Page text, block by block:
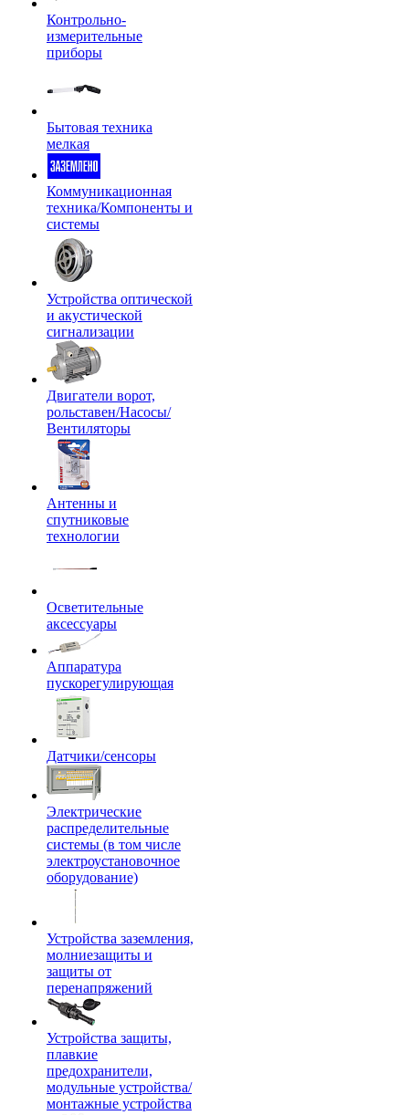
Контрольно-
измерительные
приборы
Бытовая техника
мелкая
Коммуникационная
техника/Компоненты и
системы
Устройства оптической
и акустической
сигнализации
Двигатели ворот,
рольставен/Насосы/
Вентиляторы
Антенны и
спутниковые
технологии
Осветительные
аксессуары
Аппаратура
пускорегулирующая
Датчики/сенсоры
Электрические
распределительные
системы (в том числе
электроустановочное
оборудование)
Устройства заземления,
молниезащиты и
защиты от
перенапряжений
Устройства защиты,
плавкие
предохранители,
модульные устройства/
монтажные устройства